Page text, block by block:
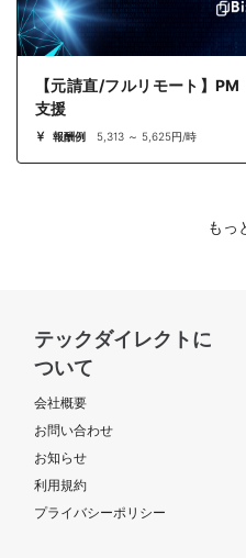
【元請直/フルリモート】
支援
報酬例 5,313 ～ 5,625円/時
もっ
テックダイレクトに
ついて
会社概要
お問い合わせ
お知らせ
利用規約
プライバシーポリシー